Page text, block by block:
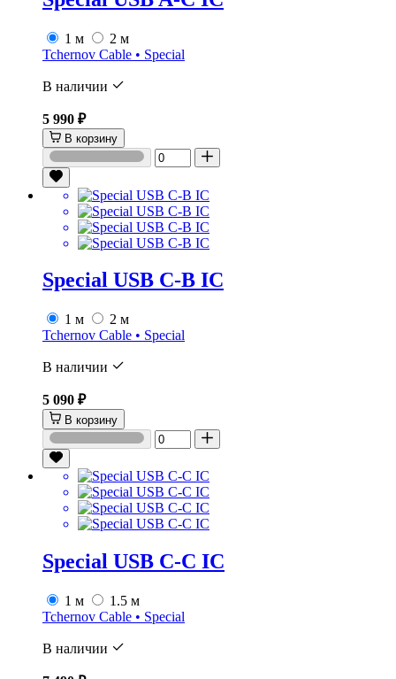
1 м
2 м
Tchernov Cable • Special
В наличии
5 990 ₽
В корзину
Special USB C-B IC
1 м
2 м
Tchernov Cable • Special
В наличии
5 090 ₽
В корзину
Special USB C-C IC
1 м
1.5 м
Tchernov Cable • Special
В наличии